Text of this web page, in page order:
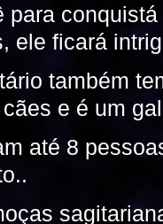
para
ele ficará
também
e é um
até 8